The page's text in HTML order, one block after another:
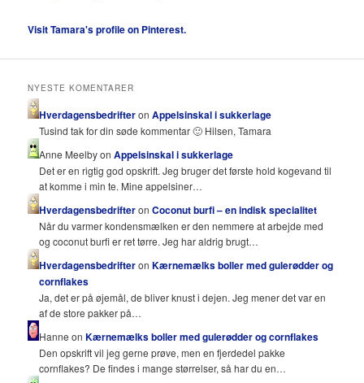
Visit Tamara's profile on Pinterest.
NYESTE KOMENTARER
HverdagensbedrifteronAppelsinskal i sukkerlage
Tusind tak for din søde kommentar 🙂 Hilsen, Tamara
Anne Meelby onAppelsinskal i sukkerlage
Det er en rigtig god opskrift. Jeg bruger det første hold kogevand til
at komme i min te. Mine appelsiner…
HverdagensbedrifteronCoconut burfi – en indisk specialitet
Når du varmer kondensmælken er den nemmere at arbejde med
og coconut burfi er ret tørre. Jeg har aldrig brugt…
HverdagensbedrifteronKærnemælks boller med gulerødder og
cornflakes
Ja, det er på øjemål, de bliver knust i dejen. Jeg mener det var en
af de store pakker på…
Hanne onKærnemælks boller med gulerødder og cornflakes
Den opskrift vil jeg gerne prøve, men en fjerdedel pakke
cornflakes? De findes i mange størrelser, så har du en…